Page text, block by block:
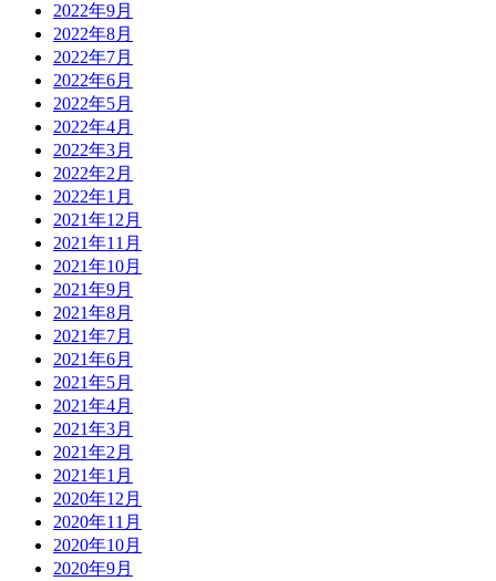
2022年9月
2022年8月
2022年7月
2022年6月
2022年5月
2022年4月
2022年3月
2022年2月
2022年1月
2021年12月
2021年11月
2021年10月
2021年9月
2021年8月
2021年7月
2021年6月
2021年5月
2021年4月
2021年3月
2021年2月
2021年1月
2020年12月
2020年11月
2020年10月
2020年9月